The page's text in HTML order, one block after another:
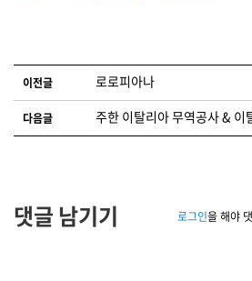
글 네비게이션
이전글 로로피아나
다음글 주한 이탈리아 무역공사 & 이
댓글 남기기 로그인을 해야